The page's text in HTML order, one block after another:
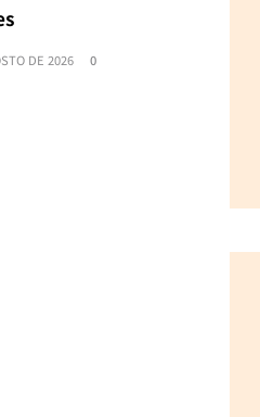
DE 2026 0